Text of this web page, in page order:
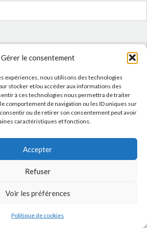
Gérer le consentement
expériences, nous utilisons des technologies
stocker et/ou accéder aux informations des
à ces technologies nous permettra de traiter
comportement de navigation ou les ID uniques sur
consentir ou de retirer son consentement peut avoir
caractéristiques et fonctions.
Accepter
Refuser
Voir les préférences
Politique de cookies
de confidentialité